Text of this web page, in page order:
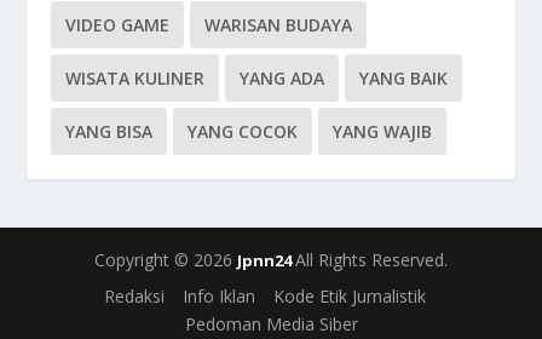
VIDEO GAME WARISAN BUDAYA
WISATA KULINER YANG ADA YANG BAIK
YANG BISA YANG COCOK YANG WAJIB
Copyright © 2026 Jpnn24All Rights Reserved.
Redaksi
Info Iklan
Kode Etik Jurnalistik
Pedoman Media Siber